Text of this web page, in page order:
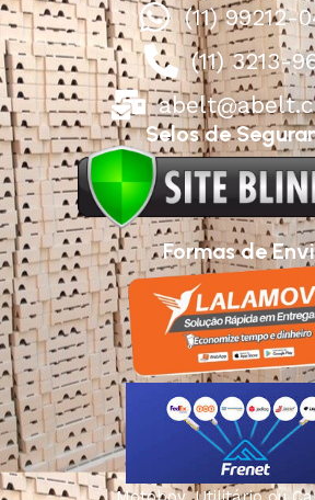
(11) 99212-
(11) 3213-
Selos de
Formas de